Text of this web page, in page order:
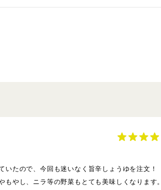
たので、今回も迷いなく旨辛しょうゆを注文！
やし、ニラ等の野菜もとても美味しくなります。